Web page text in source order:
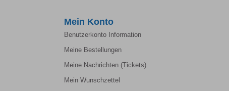
Mein Konto
Benutzerkonto Information
Meine Bestellungen
Meine Nachrichten (Tickets)
Mein Wunschzettel